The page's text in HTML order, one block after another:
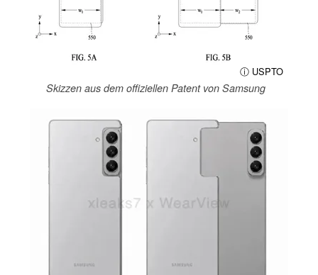
ⓘ USPTO
Skizzen aus dem offiziellen Patent von Samsung